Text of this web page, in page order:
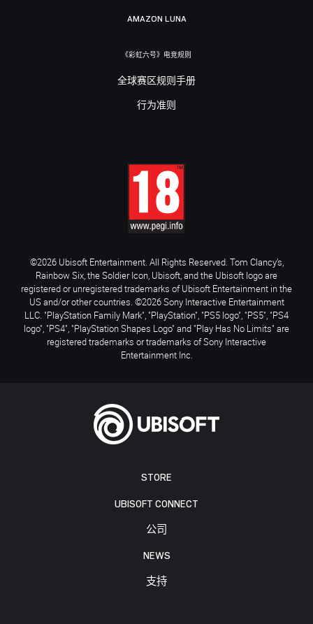
STORE
UBISOFT CONNECT
公司
NEWS
支持
AMAZON LUNA
《彩虹六号》电竞规则
全球赛区规则手册
行为准则
©2026 Ubisoft Entertainment. All Rights Reserved. Tom Clancy’s,
Rainbow Six, the Soldier Icon, Ubisoft, and the Ubisoft logo are
registered or unregistered trademarks of Ubisoft Entertainment in the
US and/or other countries. ©2026 Sony Interactive Entertainment
LLC. "PlayStation Family Mark", "PlayStation", "PS5 logo", "PS5", "PS4
logo", "PS4", "PlayStation Shapes Logo" and "Play Has No Limits" are
registered trademarks or trademarks of Sony Interactive
Entertainment Inc.